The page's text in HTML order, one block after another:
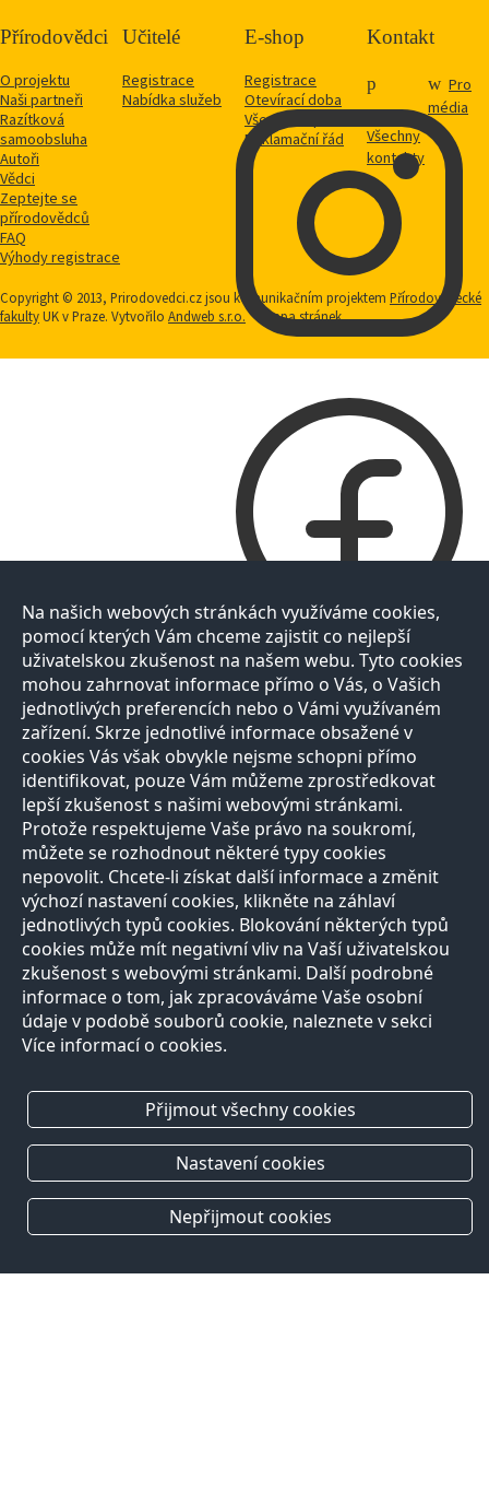
Přírodovědci
O projektu
Naši partneři
Razítková
samoobsluha
Autoři
Vědci
Zeptejte se
přírodovědců
FAQ
Výhody registrace
Učitelé
Registrace
Nabídka služeb
E-shop
Registrace
Otevírací doba
Vše o nákupu
Reklamační řád
Kontakt
Všechny
kontakty
Pro
média
Copyright © 2013, Prirodovedci.cz jsou komunikačním projektem Přírodovědecké
fakultyUK v Praze. Vytvořilo Andweb s.r.o. Mapa stránek
Na našich webových stránkách využíváme cookies,
pomocí kterých Vám chceme zajistit co nejlepší
uživatelskou zkušenost na našem webu. Tyto cookies
mohou zahrnovat informace přímo o Vás, o Vašich
jednotlivých preferencích nebo o Vámi využívaném
zařízení. Skrze jednotlivé informace obsažené v
cookies Vás však obvykle nejsme schopni přímo
identifikovat, pouze Vám můžeme zprostředkovat
lepší zkušenost s našimi webovými stránkami.
Protože respektujeme Vaše právo na soukromí,
můžete se rozhodnout některé typy cookies
nepovolit. Chcete-li získat další informace a změnit
výchozí nastavení cookies, klikněte na záhlaví
jednotlivých typů cookies. Blokování některých typů
cookies může mít negativní vliv na Vaší uživatelskou
zkušenost s webovými stránkami. Další podrobné
informace o tom, jak zpracováváme Vaše osobní
údaje v podobě souborů cookie, naleznete v sekci
Více informací o cookies.
Přijmout všechny cookies
Nastavení cookies
Nepřijmout cookies